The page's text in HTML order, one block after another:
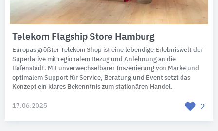
Telekom Flagship Store Hamburg
Europas größter Telekom Shop ist eine lebendige Erlebniswelt der
Superlative mit regionalem Bezug und Anlehnung an die
Hafenstadt. Mit unverwechselbarer Inszenierung von Marke und
optimalem Support für Service, Beratung und Event setzt das
Konzept ein klares Bekenntnis zum stationären Handel.
17.06.2025 2